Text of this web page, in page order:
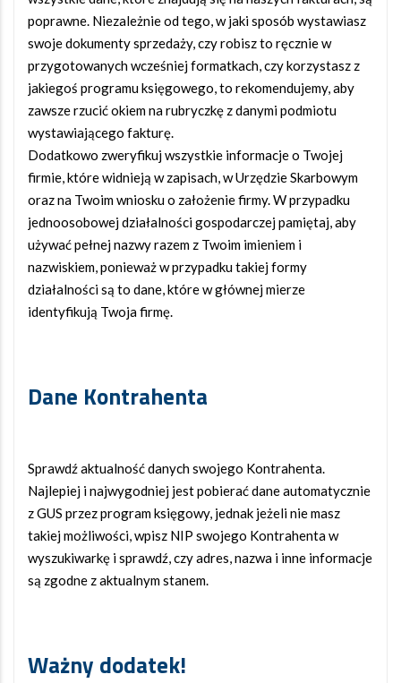
poprawne. Niezależnie od tego, w jaki sposób wystawiasz
swoje dokumenty sprzedaży, czy robisz to ręcznie w
przygotowanych wcześniej formatkach, czy korzystasz z
jakiegoś programu księgowego, to rekomendujemy, aby
zawsze rzucić okiem na rubryczkę z danymi podmiotu
wystawiającego fakturę.
Dodatkowo zweryfikuj wszystkie informacje o Twojej
firmie, które widnieją w zapisach, w Urzędzie Skarbowym
oraz na Twoim wniosku o założenie firmy. W przypadku
jednoosobowej działalności gospodarczej pamiętaj, aby
używać pełnej nazwy razem z Twoim imieniem i
nazwiskiem, ponieważ w przypadku takiej formy
działalności są to dane, które w głównej mierze
identyfikują Twoja firmę.
Dane Kontrahenta
Sprawdź aktualność danych swojego Kontrahenta.
Najlepiej i najwygodniej jest pobierać dane automatycznie
z GUS przez program księgowy, jednak jeżeli nie masz
takiej możliwości, wpisz NIP swojego Kontrahenta w
wyszukiwarkę i sprawdź, czy adres, nazwa i inne informacje
są zgodne z aktualnym stanem.
Ważny dodatek!